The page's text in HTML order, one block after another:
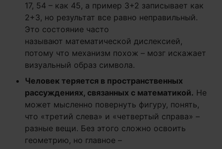
17, 54 – как 45, а пример 3+2 записывает как
2+3, но результат все равно неправильный.
Это состояние часто
называют математической дислексией,
потому что механизм похож – мозг искажает
визуальный образ символа.
Человек теряется в пространственных
рассуждениях, связанных с математикой. Не
может мысленно повернуть фигуру, понять,
что «третий слева» и «четвертый справа» –
разные вещи. Без этого сложно освоить
геометрию, но главное –